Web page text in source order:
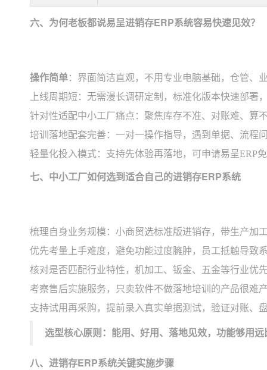
六、为何老板都说易呈进销存ERP系统容易快速见效？
操作简单：界面简洁直观，不用专业电脑基础，仓管、
上线周期短：无需漫长调研定制，标准化版本快速部署
针对性适配中小工厂痛点：聚焦库存不准、对账难、算
培训落地配套完善：一对一操作指导，遇到单据、流程
轻量化投入模式：支持先体验再落地，可申请易呈ERP
七、中小工厂如何选到适合自己的进销存ERP系统
梳理自身业务规模：小商贸选标准版进销存，带生产加
优先考量上手难度，避免功能过度臃肿，员工抵触导致
核对是否匹配行业特性，机加工、钣金、五金等行业优
考察售后实施服务，只卖软件不做落地培训的产品很难
支持试用再采购，提前录入真实单据测试，验证对账、
选型核心原则：能用、好用、落地见效，功能够用
八、进销存ERP系统关键实施步骤